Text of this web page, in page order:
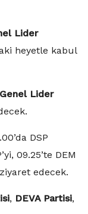
Lider
heyetle kabul
Genel Lider
DSP
09.25’te DEM
edecek.
, DEVA Partisi,